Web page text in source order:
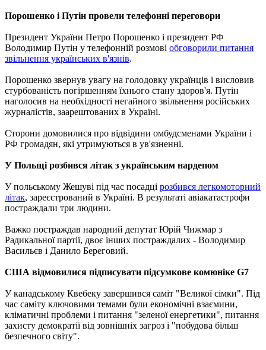
Порошенко і Путін провели телефонні переговори
Президент України Петро Порошенко і президент РФ
Володимир Путін у телефонній розмові обговорили питання
звільнення українських в'язнів.
Порошенко звернув увагу на голодовку українців і висловив
стурбованість погіршенням їхнього стану здоров'я. Путін
наголосив на необхідності негайного звільнення російських
журналістів, заарештованих в Україні.
Сторони домовилися про відвідини омбудсменами України і
РФ громадян, які утримуються в ув'язненні.
У Польщі розбився літак з українським нардепом
У польському Жешуві під час посадці розбився легкомоторний
літак, зареєстрований в Україні. В результаті авіакатастрофи
постраждали три людини.
Важко постраждав народний депутат Юрій Чижмар з
Радикальної партії, двоє інших постраждалих - Володимир
Васильєв і Данило Береговий.
США відмовилися підписувати підсумкове комюніке G7
У канадському Квебеку завершився саміт "Великої сімки". Під
час саміту ключовими темами були економічні взаємини,
кліматичні проблеми і питання "зеленої енергетики", питання
захисту демократії від зовнішніх загроз і "побудова більш
безпечного світу".